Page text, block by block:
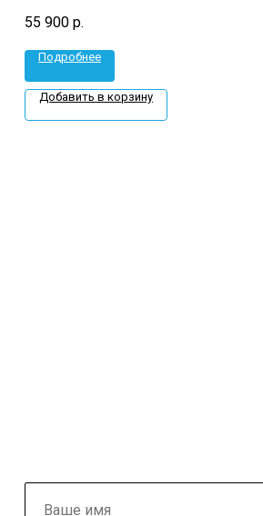
55 900 р.
Подробнее
Добавить в корзину